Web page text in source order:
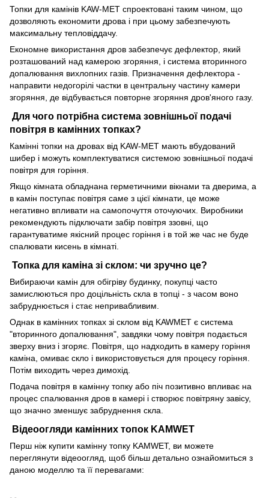
Топки для камінів KAW-MET спроектовані таким чином, що
дозволяють економити дрова і при цьому забезпечують
максимальну тепловіддачу.
Економне використання дров забезпечує дефлектор, який
розташований над камерою згоряння, і система вторинного
допалювання вихлопних газів. Призначення дефлектора -
направити недогорілі частки в центральну частину камери
згоряння, де відбувається повторне згоряння дров'яного газу.
Для чого потрібна система зовнішньої подачі
повітря в камінних топках?
Камінні топки на дровах від KAW-MET мають вбудований
шибер і можуть комплектуватися системою зовнішньої подачі
повітря для горіння.
Якщо кімната обладнана герметичними вікнами та дверима, а
в камін поступає повітря саме з цієї кімнати, це може
негативно впливати на самопочуття оточуючих. Виробники
рекомендують підключати забір повітря ззовні, що
гарантуватиме якісний процес горіння і в той же час не буде
спалювати кисень в кімнаті.
Топка для каміна зі склом: чи зручно це?
Вибираючи камін для обігріву будинку, покупці часто
замислюються про доцільність скла в топці - з часом воно
забруднюється і стає непривабливим.
Однак в камінних топках зі склом від KAWMET є система
"вторинного допалювання", завдяки чому повітря подається
зверху вниз і згоряє. Повітря, що надходить в камеру горіння
каміна, омиває скло і використовується для процесу горіння.
Потім виходить через димохід.
Подача повітря в камінну топку або піч позитивно впливає на
процес спалювання дров в камері і створює повітряну завісу,
що значно зменшує забруднення скла.
Відеоогляди камінних топок KAMWET
Перш ніж купити камінну топку KAMWET, ви можете
переглянути відеоогляд, щоб більш детально ознайомиться з
даною моделлю та її перевагами: